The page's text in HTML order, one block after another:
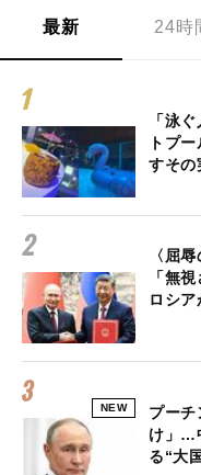
最新 24時
「泳
トプ
すその
〈屈
「無
ロシ
NEW
プーチ
け」…
る“大